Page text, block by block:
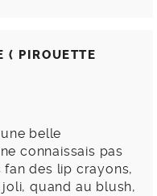
( PIROUETTE
belle
connaissais pas
des lip crayons,
quand au blush,